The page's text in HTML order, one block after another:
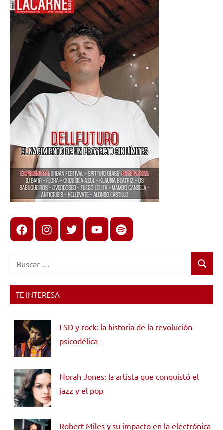
FacebookInstagram
X youtubespotify
Buscar
TE INTERESA
LSD y rock: la historia de la revolución
psicodélica
Norah Jones: la artista que conquistó el
jazz y el pop
Robert Miles y su impacto en la electrónica